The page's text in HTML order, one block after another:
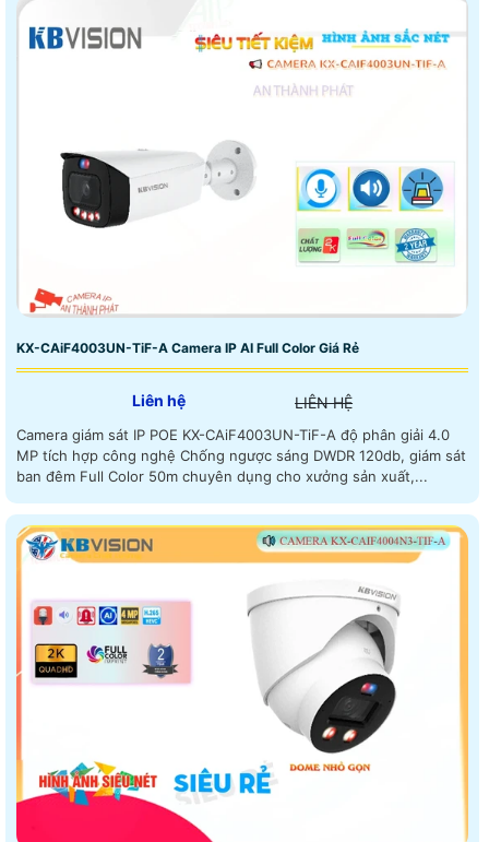
KX-CAiF4003UN-TiF-A Camera IP AI Full Color Giá Rẻ
Liên hệ LIÊN HỆ
Camera giám sát IP POE KX-CAiF4003UN-TiF-A độ phân giải 4.0
MP tích hợp công nghệ Chống ngược sáng DWDR 120db, giám sát
ban đêm Full Color 50m chuyên dụng cho xưởng sản xuất,...